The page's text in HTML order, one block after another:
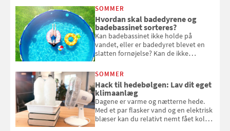
at bede naboen om at vande eller
SOMMER
Hvordan skal badedyrene og
badebassinet sorteres?
Kan badebassinet ikke holde på
vandet, eller er badedyret blevet en
slatten fornøjelse? Kan de ikke
opmærksom, når du smider
badebassinet eller et badedyr ud
SOMMER
Hack til hedebølgen: Lav dit eget
klimaanlæg
Dagene er varme og nætterne hede.
Med et par flasker vand og en elektrisk
blæser kan du relativt nemt fået koldt